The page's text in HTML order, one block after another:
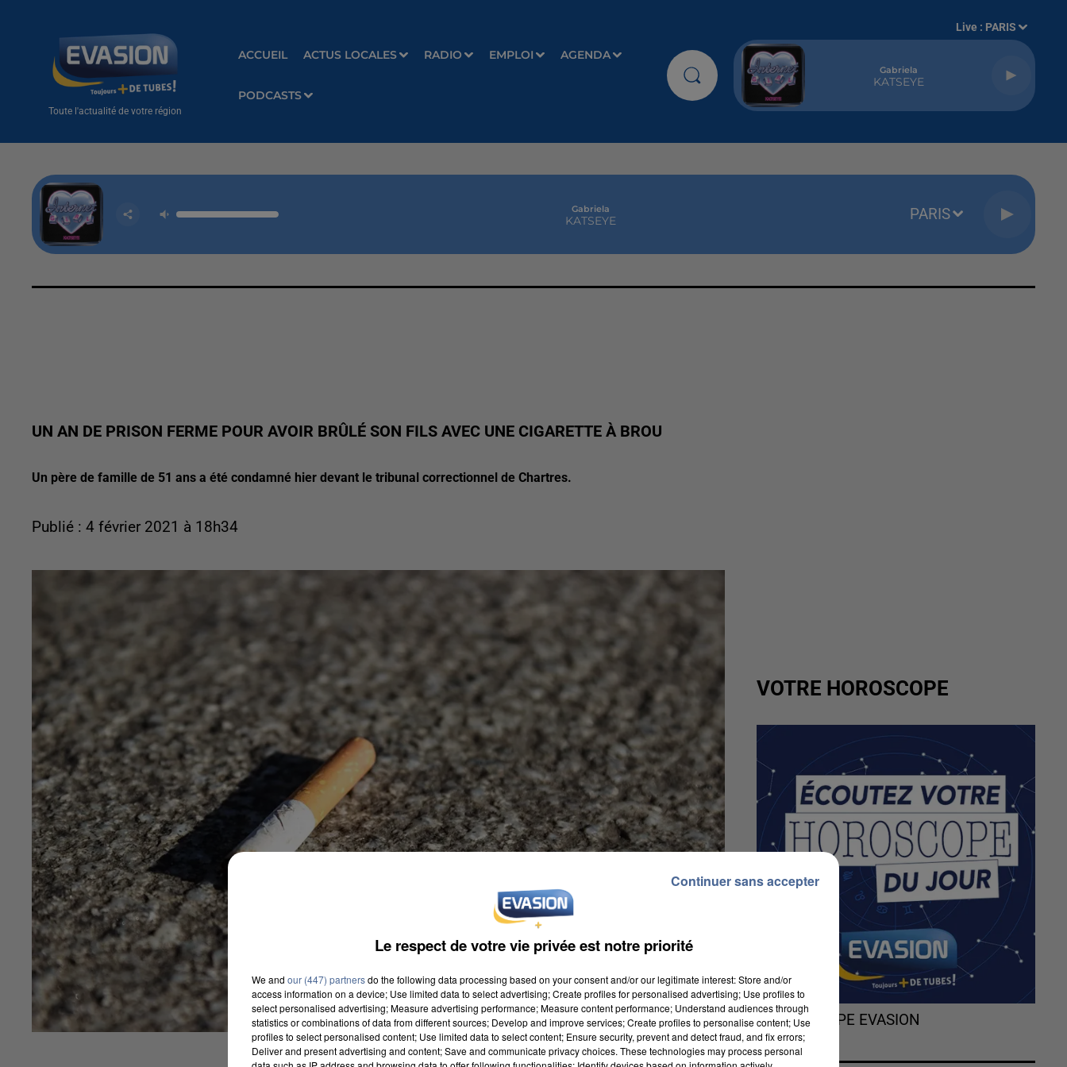
Toute l'actualité de votre région
ACCUEIL ACTUS LOCALES RADIO EMPLOI AGENDA
PODCASTS
Live : PARIS
Gabriela
KATSEYE
Gabriela
KATSEYE PARIS
UN AN DE PRISON FERME POUR AVOIR BRÛLÉ SON FILS AVEC UNE CIGARETTE À BROU
Un père de famille de 51 ans a été condamné hier devant le tribunal correctionnel de Chartres.
Publié : 4 février 2021 à 18h34
VOTRE HOROSCOPE
L'HOROSCOPE EVASION
Le respect de votre vie privée est notre priorité
We and our (447) partnersdo the following data processing based on your consent and/or our legitimate interest: Store and/or
access information on a device; Use limited data to select advertising; Create profiles for personalised advertising; Use profiles to
select personalised advertising; Measure advertising performance; Measure content performance; Understand audiences through
statistics or combinations of data from different sources; Develop and improve services; Create profiles to personalise content; Use
profiles to select personalised content; Use limited data to select content; Ensure security, prevent and detect fraud, and fix errors;
Deliver and present advertising and content; Save and communicate privacy choices. These technologies may process personal
Continuer sans accepter